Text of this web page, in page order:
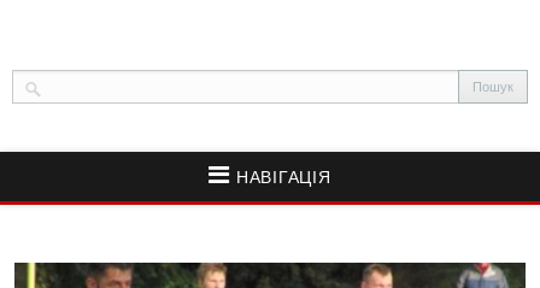
НАВІГАЦІЯ